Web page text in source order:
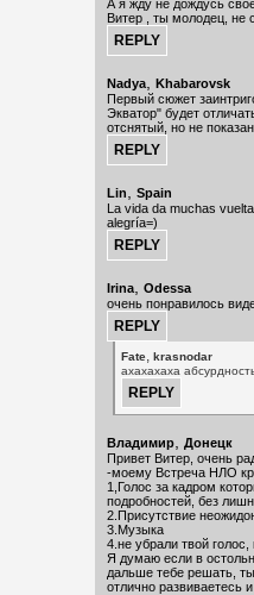
А я жду не дождусь
Витер , ты молодец, не
Nadya, Khabarovsk
Первый сюжет
Экватор" будет
отснятый, но не
Lin, Spain
La vida da muchas
alegría=)
Irina, Odessa
очень понравилось
Fate, krasnodar
ахахахаха
Владимир, Донецк
Привет Витер, очень
-моему Встреча НЛО
1,Голос за кадром
подробностей, без
2.Присутствие
3.Музыка
4.не убрали твой
Я думаю если в
дальше тебе решать,
отлично развиваетесь